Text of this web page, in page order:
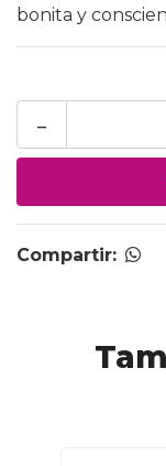
bonita y
-
Compartir: